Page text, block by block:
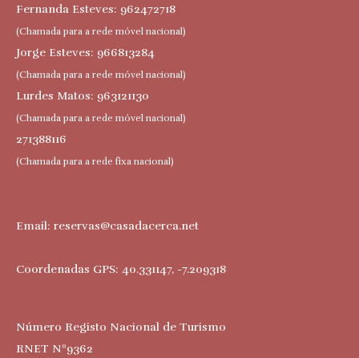
Fernanda Esteves: 962472718
(Chamada para a rede móvel nacional)
Jorge Esteves: 966813284
(Chamada para a rede móvel nacional)
Lurdes Matos: 963121130
(Chamada para a rede móvel nacional)
271388116
(Chamada para a rede fixa nacional)
Email: reservas@casadacerca.net
Coordenadas GPS: 40.331147, -7.209318
Número Registo Nacional de Turismo
RNET Nº9362